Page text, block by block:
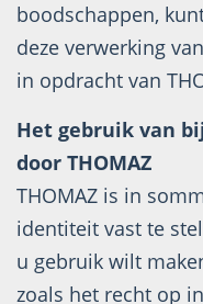
boodschappen,
deze verwerking
in opdracht van
Het gebruik van
door THOMAZ
THOMAZ is in
identiteit vast te
u gebruik wilt
zoals het recht op